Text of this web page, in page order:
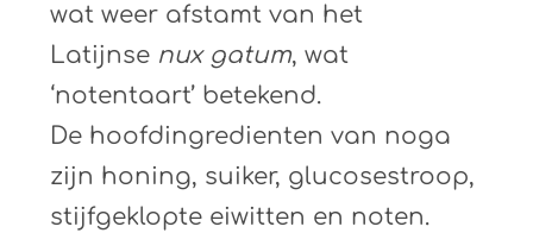
wat weer afstamt van het
Latijnse nux gatum, wat
‘notentaart’ betekend.
De hoofdingredienten van noga
zijn honing, suiker, glucosestroop,
stijfgeklopte eiwitten en noten.